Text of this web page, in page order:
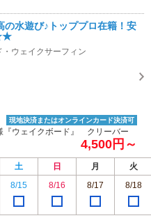
!! （電話での時間問い合わせ可）
の水遊び♪トッププロ在籍！安
・ウェイクサーフィン
現地決済またはオンラインカード決済可
『ウェイクボード』 クリーバー
4,500円～
土 日 月
火
8/15 8/16 8/17 8/18